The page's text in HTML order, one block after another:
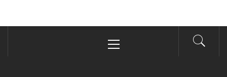
Menu